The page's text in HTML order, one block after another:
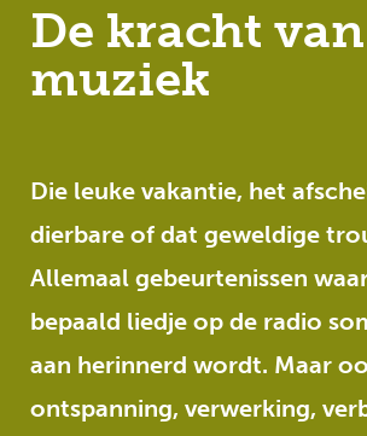
De kracht van
muziek
Die leuke vakantie, het
dierbare of dat geweldige
Allemaal gebeurtenissen
bepaald liedje op de radio
aan herinnerd wordt. Maar
ontspanning, verwerking,